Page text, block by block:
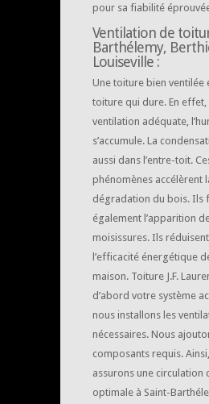
pour sa fiabilité
Ventilation de
Barthélemy,
Louiseville :
Une toiture bien ventilée
toiture qui dure. En effet,
ventilation adéquate,
s’accumule. La
aussi dans l’entre-toit.
phénomènes accélèrent
dégradation du bois. Ils
également l’apparition
moisissures. Ils
l’efficacité énergétique
maison. Toiture J.F.
d’abord votre système
nous installons les
nécessaires. Nous
composants requis.
assurons une circulation
optimale à Saint-